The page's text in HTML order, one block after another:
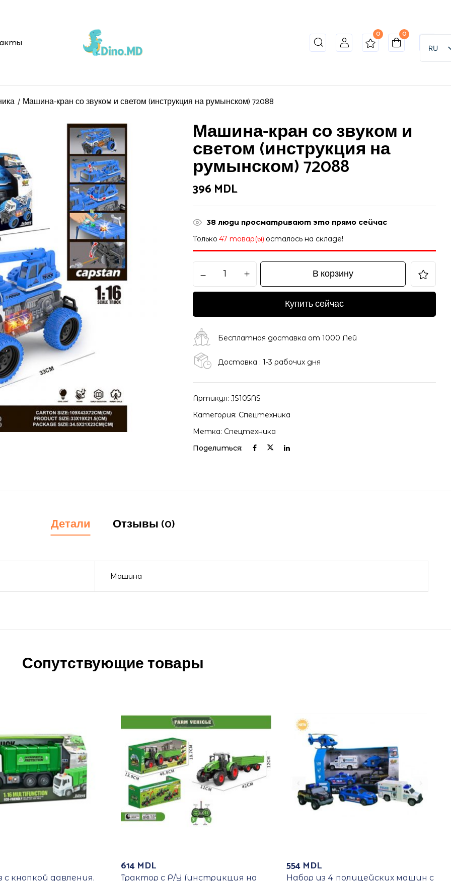
0 0
RU
Машина-кран со звуком и светом (инструкция на румынском) 72088
Машина-кран со звуком и
светом (инструкция на
румынском) 72088
396 MDL
38 люди просматривают это прямо сейчас
Только 47 товар(ы) осталось на складе!
В корзину
Купить сейчас
Бесплатная доставка от 1000 Лей
Доставка : 1-3 рабочих дня
Артикул:JS105AS
Категория: Спецтехника
Метка: Спецтехника
Поделиться:
Детали Отзывы (0)
Машина
Сопутствующие товары
с кнопкой давления,
614 MDL
Трактор с Р/У (инструкция на
554 MDL
Набор из 4 полицейских машин с